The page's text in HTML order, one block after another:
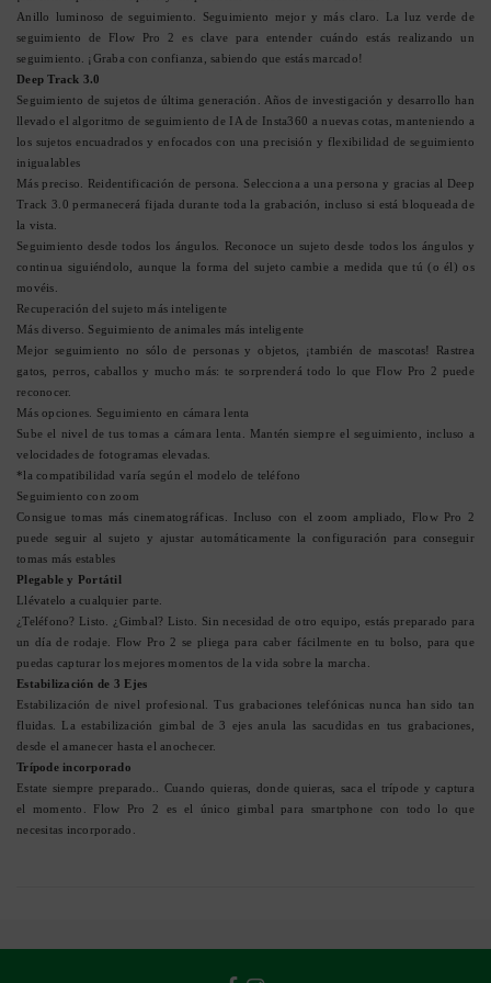
Anillo luminoso de seguimiento. Seguimiento mejor y más claro. La luz verde de
seguimiento de Flow Pro 2 es clave para entender cuándo estás realizando un
seguimiento. ¡Graba con confianza, sabiendo que estás marcado!
Deep Track 3.0
Seguimiento de sujetos de última generación. Años de investigación y desarrollo han
llevado el algoritmo de seguimiento de IA de Insta360 a nuevas cotas, manteniendo a
los sujetos encuadrados y enfocados con una precisión y flexibilidad de seguimiento
inigualables
Más preciso. Reidentificación de persona. Selecciona a una persona y gracias al Deep
Track 3.0 permanecerá fijada durante toda la grabación, incluso si está bloqueada de
la vista.
Seguimiento desde todos los ángulos. Reconoce un sujeto desde todos los ángulos y
continua siguiéndolo, aunque la forma del sujeto cambie a medida que tú (o él) os
movéis.
Recuperación del sujeto más inteligente
Más diverso. Seguimiento de animales más inteligente
Mejor seguimiento no sólo de personas y objetos, ¡también de mascotas! Rastrea
gatos, perros, caballos y mucho más: te sorprenderá todo lo que Flow Pro 2 puede
reconocer.
Más opciones. Seguimiento en cámara lenta
Sube el nivel de tus tomas a cámara lenta. Mantén siempre el seguimiento, incluso a
velocidades de fotogramas elevadas.
*la compatibilidad varía según el modelo de teléfono
Seguimiento con zoom
Consigue tomas más cinematográficas. Incluso con el zoom ampliado, Flow Pro 2
puede seguir al sujeto y ajustar automáticamente la configuración para conseguir
tomas más estables
Plegable y Portátil
Llévatelo a cualquier parte.
¿Teléfono? Listo. ¿Gimbal? Listo. Sin necesidad de otro equipo, estás preparado para
un día de rodaje. Flow Pro 2 se pliega para caber fácilmente en tu bolso, para que
puedas capturar los mejores momentos de la vida sobre la marcha.
Estabilización de 3 Ejes
Estabilización de nivel profesional. Tus grabaciones telefónicas nunca han sido tan
fluidas. La estabilización gimbal de 3 ejes anula las sacudidas en tus grabaciones,
desde el amanecer hasta el anochecer.
Trípode incorporado
Estate siempre preparado.. Cuando quieras, donde quieras, saca el trípode y captura
el momento. Flow Pro 2 es el único gimbal para smartphone con todo lo que
necesitas incorporado.